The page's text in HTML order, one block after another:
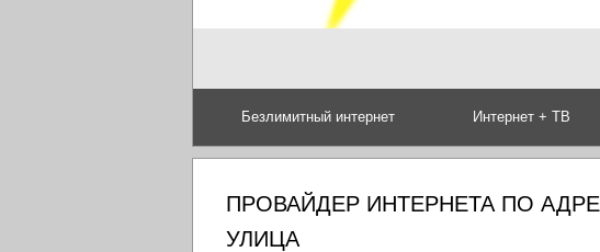
Безлимитный интернет Интернет + ТВ
ПРОВАЙДЕР ИНТЕРНЕТА ПО
УЛИЦА